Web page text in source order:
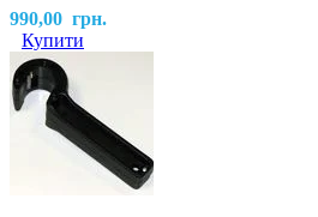
990,00 грн.
Купити